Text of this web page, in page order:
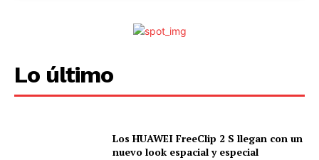
Lo último
Los HUAWEI FreeClip 2 S llegan con un
nuevo look espacial y especial